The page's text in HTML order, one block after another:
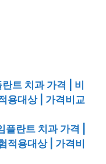
트 치과 가격 | 비
용대상 | 가격비교
란트 치과 가격 |
적용대상 | 가격비